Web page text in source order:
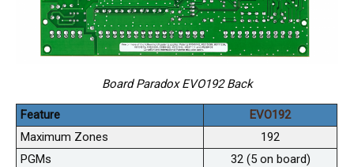
Board Paradox EVO192 Back
Feature
EVO192
Maximum Zones
192
PGMs
32 (5 on board)